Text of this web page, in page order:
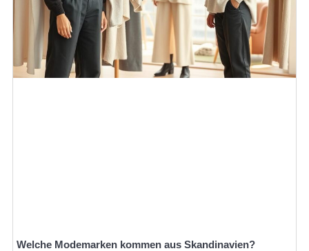
Welche Modemarken kommen aus Skandinavien?